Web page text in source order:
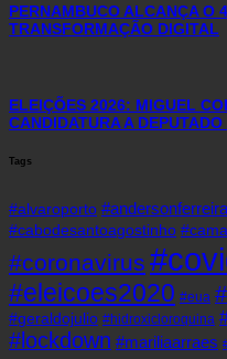
PERNAMBUCO ALCANÇA O
TRANSFORMAÇÃO DIGITAL
ELEIÇÕES 2026: MIGUEL
CANDIDATURA A
Tags
#alvaroporto #andersonferreira
#cabodesantoagostinho
#coronavirus
#eleicoes2020 #eua
#geraldojulio #hidroxicloroquina
#lockdown #mariliaarraes